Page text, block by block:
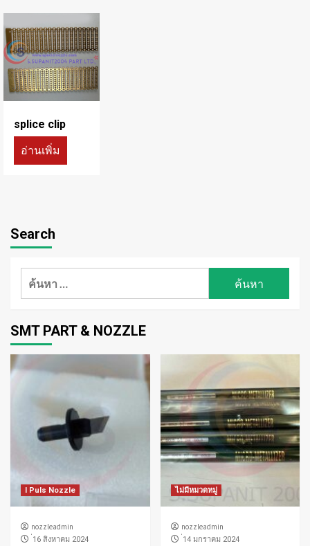
splice clip
อ่านเพิ่ม
Search
ค้นหา
SMT PART & NOZZLE
I Puls Nozzle
nozzleadmin
่16 สิงหาคม 2024
ไม่มีหมวดหมู่
nozzleadmin
่14 มกราคม 2024